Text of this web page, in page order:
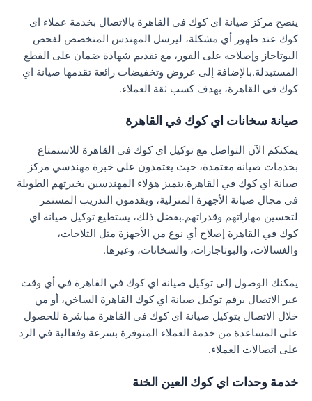
ينصح مركز صيانة اي كوك في القاهرة بالاتصال بخدمة عملاء اي
كوك عند ظهور أي مشكلة، ليرسل المهندس المتخصص لفحص
البوتاجاز وإصلاحه على الفور، مع تقديم شهادة ضمان على القطع
المستبدلة.بالإضافة إلى عروض وتخفيضات رائعة تقدمها صيانة اي
كوك في القاهرة، بهدف كسب ثقة العملاء.
صيانة سخانات اي كوك في القاهرة
يمكنكم الآن التواصل مع توكيل اي كوك في القاهرة للاستمتاع
بخدمات صيانة معتمدة، حيث يعتمدون على خبرة مهندسي مركز
صيانة اي كوك في القاهرة.يتميز هؤلاء المهندسين بخبرتهم الطويلة
في مجال صيانة الأجهزة المنزلية، ويقدمون التدريب المستمر
لتحسين مهاراتهم وقدراتهم.بفضل ذلك، يستطيع توكيل صيانة اي
كوك في القاهرة إصلاح أي نوع من الأجهزة مثل الثلاجات،
والغسالات، والبوتاجازات، والسخانات، وغيرها.
يمكنك الوصول إلى توكيل صيانة اي كوك في القاهرة في أي وقت
عبر الاتصال برقم توكيل صيانة اي كوك القاهرة الساخن، أو من
خلال الاتصال بتوكيل صيانة اي كوك في القاهرة مباشرة للحصول
على المساعدة من خدمة العملاء المتوفرة بسرعة وفعالية في الرد
على اتصالات العملاء.
خدمة وحدات اي كوك العين الخنة